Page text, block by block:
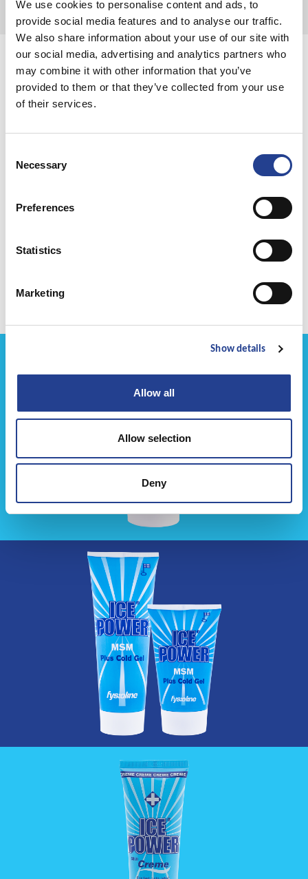
We use cookies to personalise content and ads, to
provide social media features and to analyse our traffic.
We also share information about your use of our site with
our social media, advertising and analytics partners who
may combine it with other information that you’ve
provided to them or that they’ve collected from your use
of their services.
Selection
Necessary
Preferences
Statistics
Marketing
Show details
Allow all
Allow selection
Deny
Каде да купите